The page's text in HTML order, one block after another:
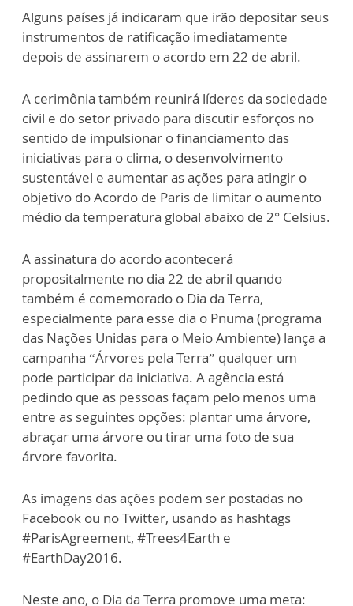
Alguns países já indicaram que irão depositar seus
instrumentos de ratificação imediatamente
depois de assinarem o acordo em 22 de abril.
A cerimônia também reunirá líderes da sociedade
civil e do setor privado para discutir esforços no
sentido de impulsionar o financiamento das
iniciativas para o clima, o desenvolvimento
sustentável e aumentar as ações para atingir o
objetivo do Acordo de Paris de limitar o aumento
médio da temperatura global abaixo de 2° Celsius.
A assinatura do acordo acontecerá
propositalmente no dia 22 de abril quando
também é comemorado o Dia da Terra,
especialmente para esse dia o Pnuma (programa
das Nações Unidas para o Meio Ambiente) lança a
campanha “Árvores pela Terra” qualquer um
pode participar da iniciativa. A agência está
pedindo que as pessoas façam pelo menos uma
entre as seguintes opções: plantar uma árvore,
abraçar uma árvore ou tirar uma foto de sua
árvore favorita.
As imagens das ações podem ser postadas no
Facebook ou no Twitter, usando as hashtags
#ParisAgreement, #Trees4Earth e
#EarthDay2016.
Neste ano, o Dia da Terra promove uma meta: